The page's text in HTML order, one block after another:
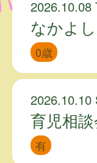
2026.10.08
なかよ
0歳
2026.10.10
育児相
有